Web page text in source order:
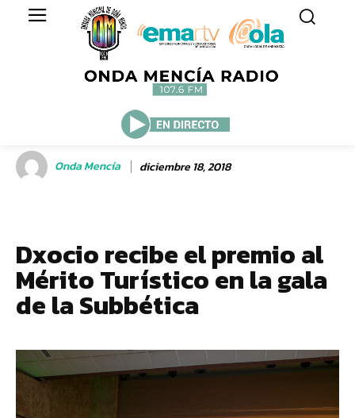
Onda Mencía diciembre 18, 2018
Dxocio recibe el premio al
Mérito Turístico en la gala
de la Subbética